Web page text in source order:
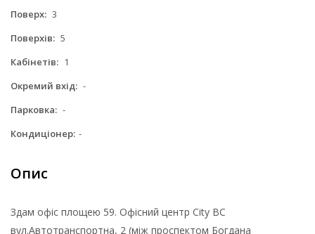
Поверх: 3
Поверхів: 5
Кабінетів: 1
Окремий вхід: -
Парковка: -
Кондиціонер: -
Опис
Здам офіс площею 59. Офісний центр City BC
вул.Автотранспортна, 2 (між проспектом Богдана